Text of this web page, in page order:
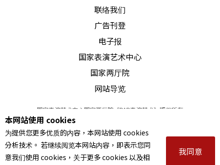
联络我们
广告刊登
电子报
国家表演艺术中心
国家两厅院
网站导览
国家表演艺术中心国家两厅院《PAR表演艺术》版权所有
© 2022Performing arts redefined. All Rights Reserved
统一编号 Tax Id number 00973926
本站所提供相关演出资讯，如有异动应以主办单位公告为准。
服务条款｜隐私权声明｜著作权声明
本网站使用 cookies
为提供您更多优质的内容，本网站使用 cookies
分析技术。 若继续阅览本网站内容，即表示您同
意我们使用 cookies，关于更多 cookies 以及相
我同意